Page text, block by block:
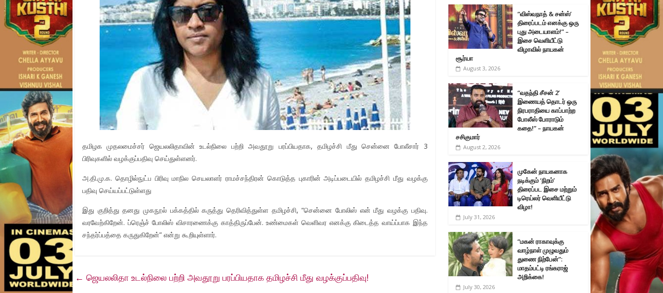
தமிழக முதலமைச்சர் ஜெயலலிதாவின் உடல்நிலை பற்றி அவதூறு பரப்பியதாக, தமிழச்சி மீது சென்னை போலீசார் 3
பிரிவுகளில் வழக்குப்பதிவு செய்துள்ளனர்.
அ.தி.மு.க. தொழில்நுட்ப பிரிவு மாநில செயலாளர் ராமச்சந்திரன் கொடுத்த புகாரின் அடிப்படையில் தமிழச்சி மீது வழக்கு
பதிவு செய்யப்பட்டுள்ளது
இது குறித்து தனது முகநூல் பக்கத்தில் கருத்து தெரிவித்துள்ள தமிழச்சி, “சென்னை போலிஸ் என் மீது வழக்கு பதிவு.
வரவேற்கிறேன். ப்ரெஞ்ச் போலிஸ் விசாரணைக்கு காத்திருப்பேன். உண்மைகள் வெளிவர எனக்கு கிடைத்த வாய்ப்பாக இந்த
சந்தர்ப்பத்தை கருதுகிறேன்” என்று கூறியுள்ளார்.
← ஜெயலலிதா உடல்நிலை பற்றி அவதூறு பரப்பியதாக தமிழச்சி மீது வழக்குப்பதிவு!
“விஸ்வநாத் & சன்ஸ்’
திரைப்படம் எனக்கு ஒரு
புது அடையாளம்!” –
இசை வெளியீட்டு
விழாவில் நாயகன்
சூர்யா
August 3, 2026
“வதந்தி சீசன் 2’
இணையத் தொடர் ஒரு
நிரபராதியை காப்பாற்ற
போலீஸ் போராடும்
கதை!” – நாயகன்
சசிகுமார்
August 2, 2026
முகேன் நாயகனாக
நடிக்கும் ‘நிறம்’
திரைப்பட இசை மற்றும்
டிரெய்லர் வெளியீட்டு
விழா!
July 31, 2026
“மகன் ராகாவுக்கு
வாழ்நாள் முழுவதும்
துணை நிற்பேன்”:
மாதம்பட்டி ரங்கராஜ்
அறிக்கை!
July 30, 2026